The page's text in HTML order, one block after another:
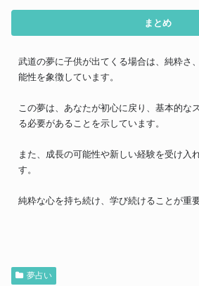
まとめ
武道の夢に子供が出てくる場合は、純粋さ
能性を象徴しています。
この夢は、あなたが初心に戻り、基本的な
る必要があることを示しています。
また、成長の可能性や新しい経験を受け入
す。
純粋な心を持ち続け、学び続けることが重要
夢占い